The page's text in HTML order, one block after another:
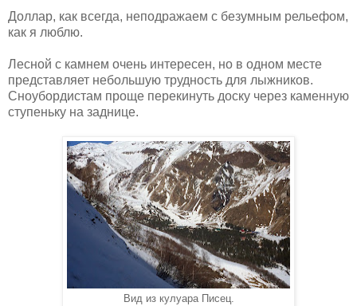
Доллар, как всегда, неподражаем с безумным рельефом,
как я люблю.
Лесной с камнем очень интересен, но в одном месте
представляет небольшую трудность для лыжников.
Сноубордистам проще перекинуть доску через каменную
ступеньку на заднице.
Вид из кулуара Писец.